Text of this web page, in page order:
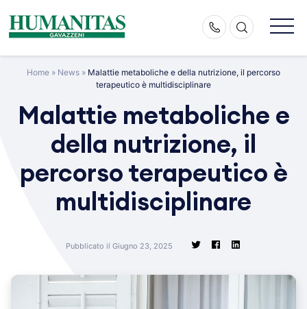
content
Home » News » Malattie metaboliche e della nutrizione, il percorso
terapeutico è multidisciplinare
Malattie metaboliche e
della nutrizione, il
percorso terapeutico è
multidisciplinare
Pubblicato il Giugno 23, 2025